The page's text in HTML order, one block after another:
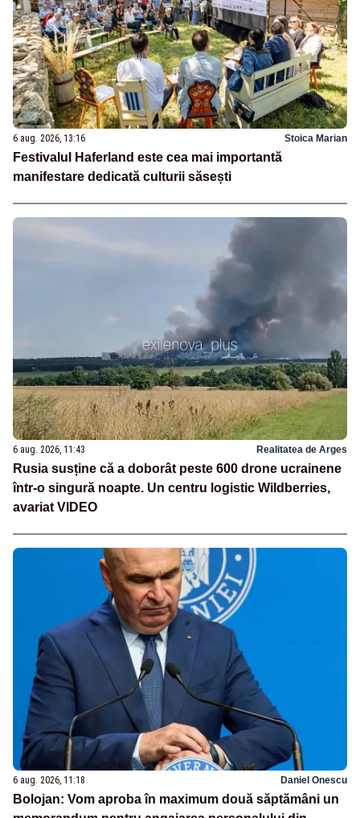
6 aug. 2026, 13:16 Stoica Marian
Festivalul Haferland este cea mai importantă
manifestare dedicată culturii săsești
6 aug. 2026, 11:43 Realitatea de Arges
Rusia susține că a doborât peste 600 drone ucrainene
într-o singură noapte. Un centru logistic Wildberries,
avariat VIDEO
6 aug. 2026, 11:18 Daniel Onescu
Bolojan: Vom aproba în maximum două săptămâni un